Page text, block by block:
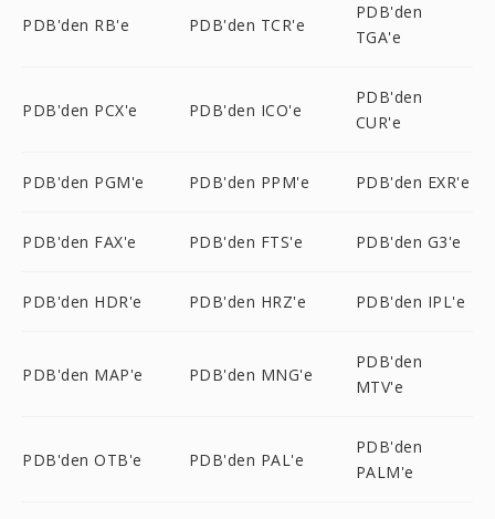
PDB'den RB'e PDB'den TCR'e
PDB'den
TGA'e
PDB'den PCX'e PDB'den ICO'e
PDB'den
CUR'e
PDB'den PGM'e PDB'den PPM'e PDB'den EXR'e
PDB'den FAX'e PDB'den FTS'e PDB'den G3'e
PDB'den HDR'e PDB'den HRZ'e PDB'den IPL'e
PDB'den MAP'e PDB'den MNG'e
PDB'den
MTV'e
PDB'den OTB'e PDB'den PAL'e
PDB'den
PALM'e